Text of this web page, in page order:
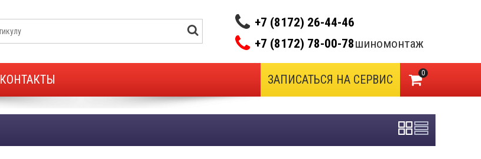
+7 (8172) 26-44-46
+7 (8172) 78-00-78шиномонтаж
КОНТАКТЫ 0
ЗАПИСАТЬСЯ НА СЕРВИС